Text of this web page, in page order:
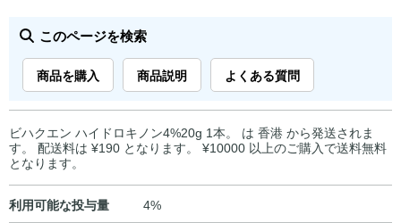
帯:
¥3,250
¥5,650
このページを検索
商品を購入 商品説明 よくある質問
ビハクエン ハイドロキノン4%20g 1本。 は 香港 から発送されま
す。 配送料は ¥190 となります。 ¥10000 以上のご購入で送料無料
となります。
利用可能な投与量 4%